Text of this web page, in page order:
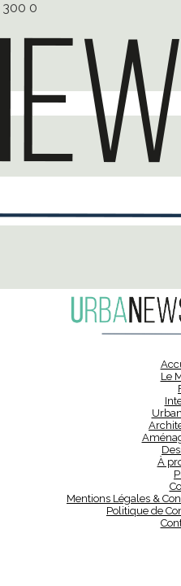
300 0
Le
À
Mentions Légales &
Politique de